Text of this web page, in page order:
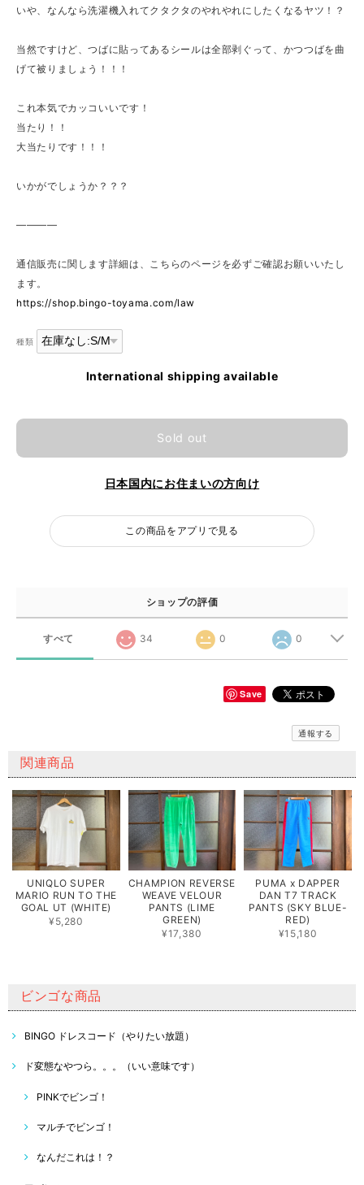
いや、なんなら洗濯機入れてクタクタのやれやれにしたくなるヤツ！？
当然ですけど、つばに貼ってあるシールは全部剥ぐって、かつつばを曲
げて被りましょう！！！
これ本気でカッコいいです！
当たり！！
大当たりです！！！
いかがでしょうか？？？
————
通信販売に関します詳細は、こちらのページを必ずご確認お願いいたし
ます。
https://shop.bingo-toyama.com/law
種類
International shipping available
Sold out
日本国内にお住まいの方向け
この商品をアプリで見る
ショップの評価
すべて 34 0 0
Save
通報する
関連商品
UNIQLO SUPER
MARIO RUN TO THE
GOAL UT (WHITE)
¥5,280
CHAMPION REVERSE
WEAVE VELOUR
PANTS (LIME
GREEN)
¥17,380
PUMA x DAPPER
DAN T7 TRACK
PANTS (SKY BLUE-
RED)
¥15,180
ビンゴな商品
BINGO ドレスコード（やりたい放題）
ド変態なやつら。。。（いい意味です）
PINKでビンゴ！
マルチでビンゴ！
なんだこれは！？